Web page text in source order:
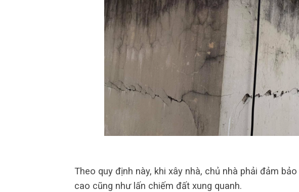
Theo quy định này, khi xây nhà, chủ nhà phải đảm
cao cũng như lấn chiếm đất xung quanh.